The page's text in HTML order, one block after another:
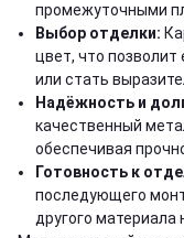
промежуточными
Выбор отделки:
цвет, что позволит
или стать
Надёжность и
качественный
обеспечивая
Готовность к
последующего
другого материала